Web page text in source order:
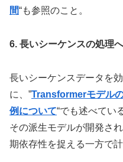
間“も参照のこと。
6. 長いシーケンスの処理
長いシーケンスデータを
に、”Transformerモデル
例について“でも述べてい
その派生モデルが開発さ
期依存性を捉える一方で